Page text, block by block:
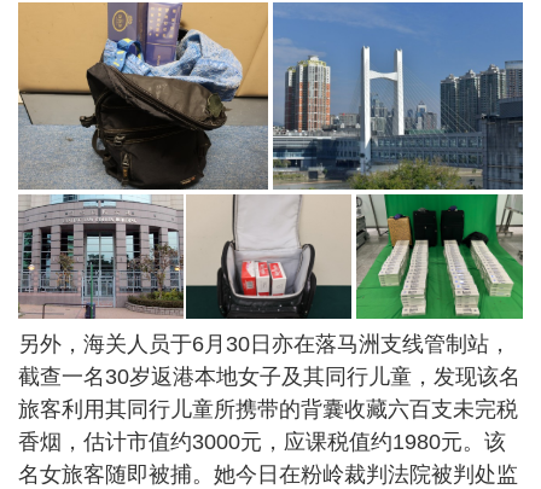
另外，海关人员于6月30日亦在落马洲支线管制站，
截查一名30岁返港本地女子及其同行儿童，发现该名
旅客利用其同行儿童所携带的背囊收藏六百支未完税
香烟，估计市值约3000元，应课税值约1980元。该
名女旅客随即被捕。她今日在粉岭裁判法院被判处监